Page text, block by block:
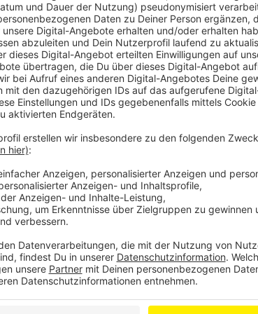
Der war für engagierte junge Menschen in
dotiert. Auch eine Leverkusenerin hat es
geschafft. Hannah Braun vom jungen
des Langenfelder Jugendrats belegt.
die Influencerin Julia Beautx.
Anzeige
Anzeige
Leverkusen: Feuerwehr-Einsatz auf dem
CSD findet auf Leverkusener Volksfest
Leverkusen spielt im Pokal gegen Paderborn